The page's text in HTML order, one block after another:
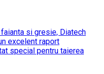
si gresie, Diatech
excelent raport
special pentru taierea